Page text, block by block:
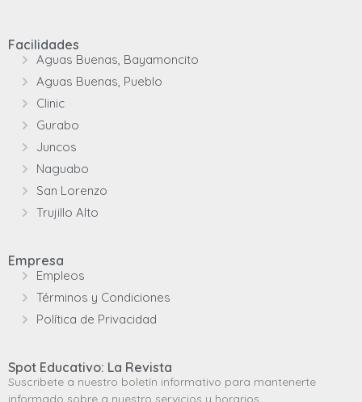
Facilidades
Aguas Buenas, Bayamoncito
Aguas Buenas, Pueblo
Clinic
Gurabo
Juncos
Naguabo
San Lorenzo
Trujillo Alto
Empresa
Empleos
Términos y Condiciones
Política de Privacidad
Spot Educativo: La Revista
Suscribete a nuestro boletín informativo para mantenerte
informado sobre a nuestro servicios y horarios